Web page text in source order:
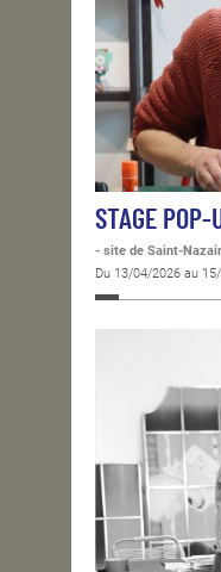
STAGE POP-
- site de Saint-
Du 13/04/2026 au